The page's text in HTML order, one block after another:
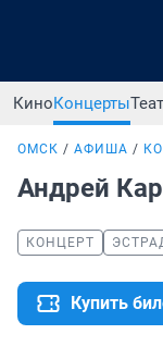
КиноКонцерты
ОМСК АФИША
Андрей
КОНЦЕРТ
Купить